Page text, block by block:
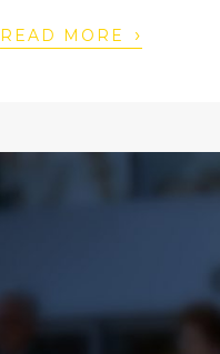
READ MORE ›